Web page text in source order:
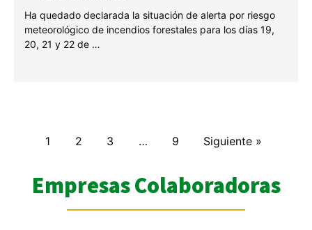
Ha quedado declarada la situación de alerta por riesgo
meteorológico de incendios forestales para los días 19,
20, 21 y 22 de …
1 2 3 … 9 Siguiente »
Empresas Colaboradoras